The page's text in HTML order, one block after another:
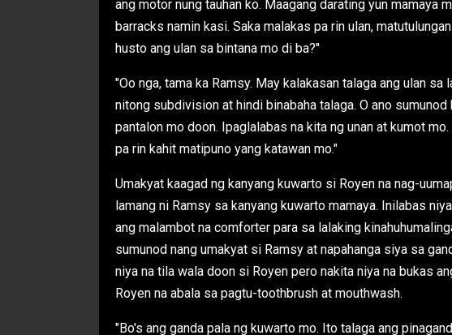
ang motor nung tauhan ko. Maagang darating yun mamaya
barracks namin kasi. Saka malakas pa rin ulan,
husto ang ulan sa bintana mo di ba?"
"Oo nga, tama ka Ramsy. May kalakasan talaga ang ulan
nitong subdivision at hindi binabaha talaga. O ano sumunod
pantalon mo doon. Ipaglalabas na kita ng unan at kumot
pa rin kahit matipuno yang katawan mo."
Umakyat kaagad ng kanyang kuwarto si Royen na nag-
lamang ni Ramsy sa kanyang kuwarto mamaya. Inilabas
ang malambot na comforter para sa lalaking
sumunod nang umakyat si Ramsy at napahanga siya sa
niya na tila wala doon si Royen pero nakita niya na bukas
Royen na abala sa pagtu-toothbrush at mouthwash.
"Bo's ang ganda pala ng kuwarto mo. Ito talaga ang